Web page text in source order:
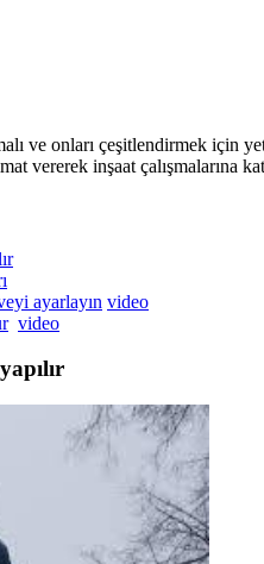
ve onları çeşitlendirmek için
vererek inşaat
ayarlayın video
video